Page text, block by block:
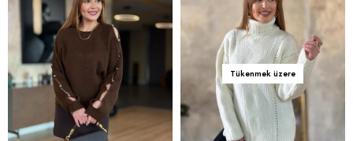
Tükenmek üzere
İndirim
%30İndirim